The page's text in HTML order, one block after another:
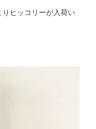
ヒッコリーが入荷い